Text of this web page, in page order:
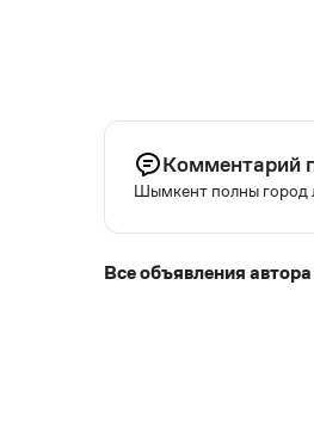
Комментарий
Шымкент полны город
Все объявления автора